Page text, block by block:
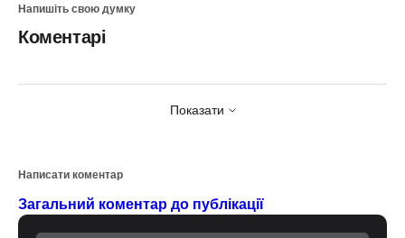
Напишіть свою думку
Коментарі
Показати
Написати коментар
Загальний коментар до публікації